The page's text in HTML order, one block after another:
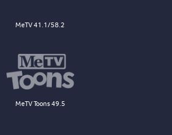
MeTV 41.1/58.2
MeTV Toons 49.5